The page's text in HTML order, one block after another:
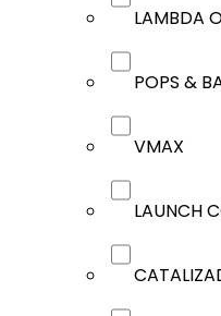
LAMBDA
POPS &
VMAX
LAUNCH